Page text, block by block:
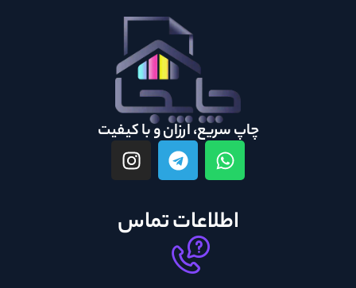
چاپ سریع، ارزان و با کیفیت
اطلاعات تماس